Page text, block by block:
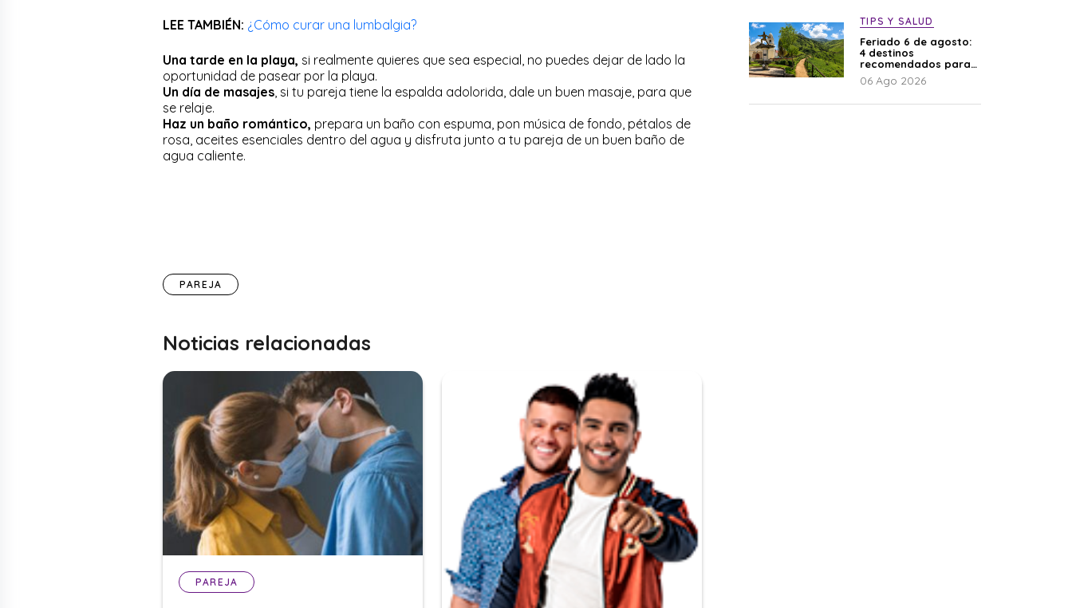
LEE TAMBIÉN: ¿Cómo curar una lumbalgia?
Una tarde en la playa, si realmente quieres que sea especial, no puedes dejar de lado la
oportunidad de pasear por la playa.
Un día de masajes , si tu pareja tiene la espalda adolorida, dale un buen masaje, para que
se relaje.
Haz un baño romántico, prepara un baño con espuma, pon música de fondo, pétalos de
rosa, aceites esenciales dentro del agua y disfruta junto a tu pareja de un buen baño de
agua caliente.
PAREJA
Noticias relacionadas
PAREJA
TIPS Y SALUD
Feriado 6 de agosto:
4 destinos
recomendados para
disfrutar el descanso
06 Ago 2026